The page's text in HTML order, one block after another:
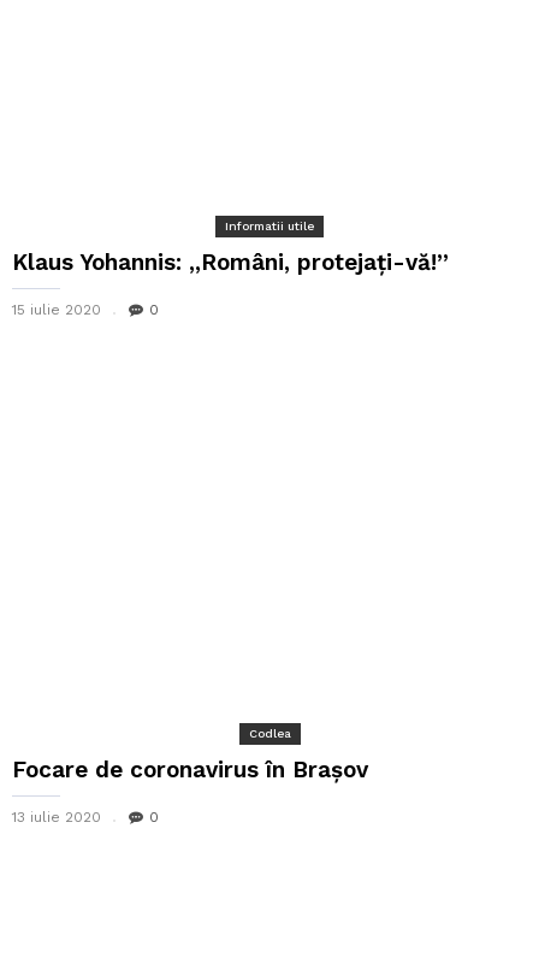
Informatii utile
Klaus Yohannis: ,,Români, protejați-vă!”
15 iulie 2020 0
Codlea
Focare de coronavirus în Brașov
13 iulie 2020 0